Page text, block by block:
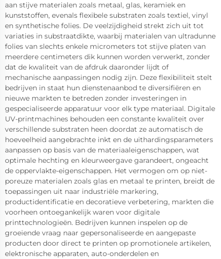
aan stijve materialen zoals metaal, glas, keramiek en
kunststoffen, evenals flexibele substraten zoals textiel, vinyl
en synthetische folies. De veelzijdigheid strekt zich uit tot
variaties in substraatdikte, waarbij materialen van ultradunne
folies van slechts enkele micrometers tot stijve platen van
meerdere centimeters dik kunnen worden verwerkt, zonder
dat de kwaliteit van de afdruk daaronder lijdt of
mechanische aanpassingen nodig zijn. Deze flexibiliteit stelt
bedrijven in staat hun dienstenaanbod te diversifiëren en
nieuwe markten te betreden zonder investeringen in
gespecialiseerde apparatuur voor elk type materiaal. Digitale
UV-printmachines behouden een constante kwaliteit over
verschillende substraten heen doordat ze automatisch de
hoeveelheid aangebrachte inkt en de uithardingsparameters
aanpassen op basis van de materiaaleigenschappen, wat
optimale hechting en kleurweergave garandeert, ongeacht
de oppervlakte-eigenschappen. Het vermogen om op niet-
poreuze materialen zoals glas en metaal te printen, breidt de
toepassingen uit naar industriële markering,
productidentificatie en decoratieve verbetering, markten die
voorheen ontoegankelijk waren voor digitale
printtechnologieën. Bedrijven kunnen inspelen op de
groeiende vraag naar gepersonaliseerde en aangepaste
producten door direct te printen op promotionele artikelen,
elektronische apparaten, auto-onderdelen en